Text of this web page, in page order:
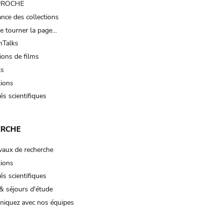
des collections
tourner la page…
de films
scientifiques
de recherche
scientifiques
séjours d'étude
avec nos équipes